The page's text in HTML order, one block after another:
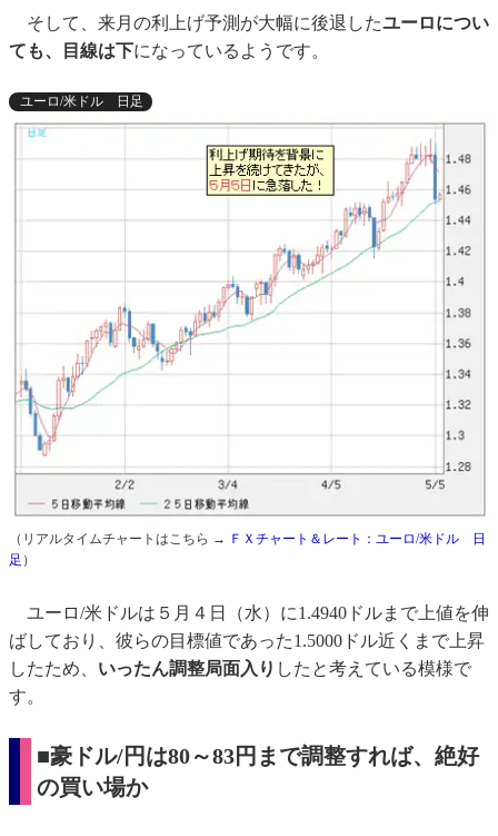
そして、来月の利上げ予測が大幅に後退したユーロについ
ても、目線は下になっているようです。
ユーロ/米ドル 日足
（リアルタイムチャートはこちら → ＦＸチャート＆レート：ユーロ/米ドル 日
足 ）
ユーロ/米ドルは５月４日（水）に1.4940ドルまで上値を伸
ばしており、彼らの目標値であった1.5000ドル近くまで上昇
したため、 いったん調整局面入り したと考えている模様で
す。
■豪ドル/円は80～83円まで調整すれば、絶好
の買い場か